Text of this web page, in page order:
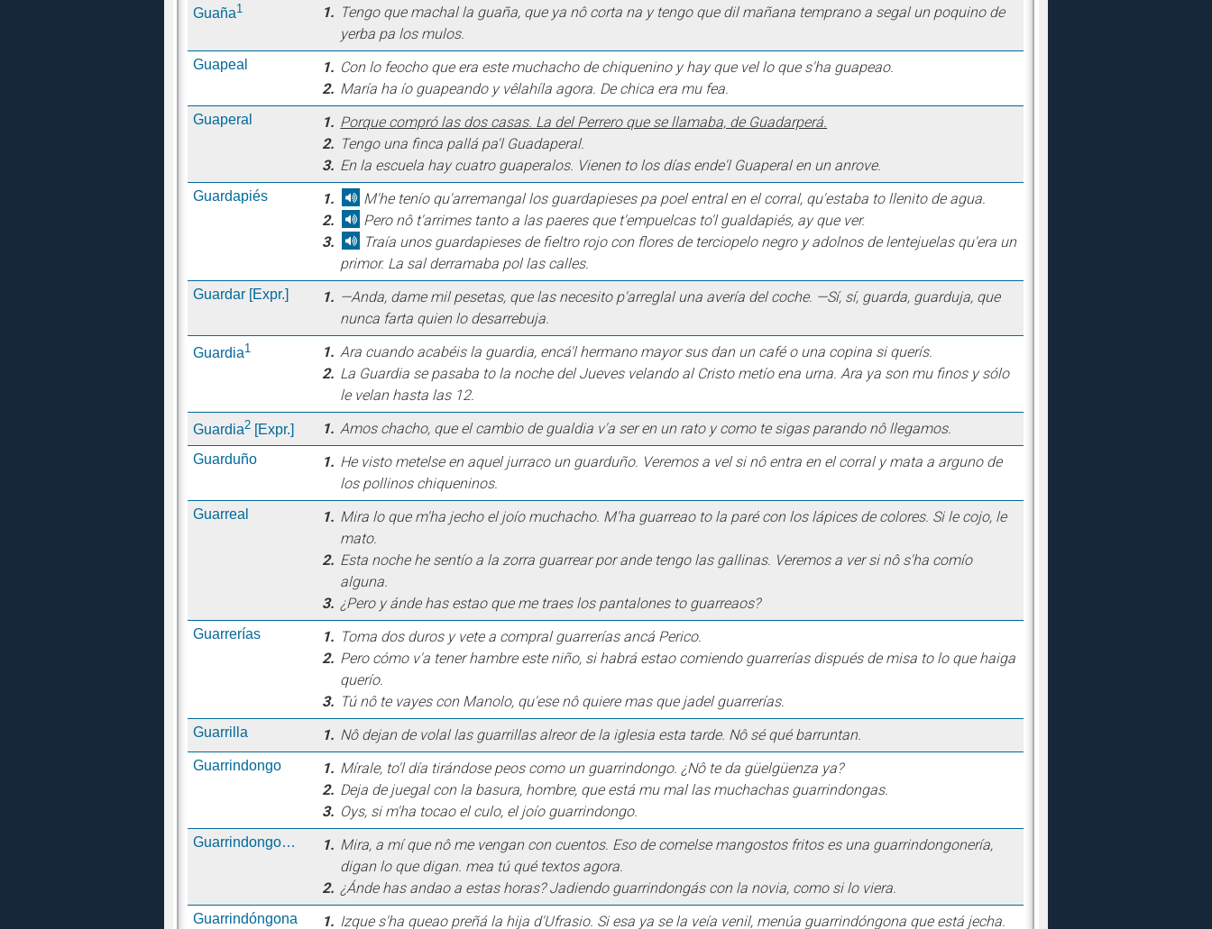
Guaña1 1. Tengo que machal la guaña, que ya nô corta na y tengo que dil mañana temprano a segal un poquino de
yerba pa los mulos.
Guapeal 1. Con lo feocho que era este muchacho de chiquenino y hay que vel lo que s'ha guapeao.
2. María ha ío guapeando y vêlahíla agora. De chica era mu fea.
Guaperal 1. Porque compró las dos casas. La del Perrero que se llamaba, de Guadarperá.
2. Tengo una finca pallá pa'l Guadaperal.
3. En la escuela hay cuatro guaperalos. Vienen to los días ende'l Guaperal en un anrove.
Guardapiés 1.
M'he tenío qu'arremangal los guardapieses pa poel entral en el corral, qu'estaba to llenito de agua.
2.
Pero nô t'arrimes tanto a las paeres que t'empuelcas to'l gualdapiés, ay que ver.
3.
Traía unos guardapieses de fieltro rojo con flores de terciopelo negro y adolnos de lentejuelas qu'era un
primor. La sal derramaba pol las calles.
Guardar [Expr.] 1. —Anda, dame mil pesetas, que las necesito p'arreglal una avería del coche. —Sí, sí, guarda, guarduja, que
nunca farta quien lo desarrebuja.
Guardia1 1. Ara cuando acabéis la guardia, encá'l hermano mayor sus dan un café o una copina si querís.
2. La Guardia se pasaba to la noche del Jueves velando al Cristo metío ena urna. Ara ya son mu finos y sólo
le velan hasta las 12.
Guardia2 [Expr.] 1. Amos chacho, que el cambio de gualdia v'a ser en un rato y como te sigas parando nô llegamos.
Guarduño 1. He visto metelse en aquel jurraco un guarduño. Veremos a vel si nô entra en el corral y mata a arguno de
los pollinos chiqueninos.
Guarreal 1. Mira lo que m'ha jecho el joío muchacho. M'ha guarreao to la paré con los lápices de colores. Si le cojo, le
mato.
2. Esta noche he sentío a la zorra guarrear por ande tengo las gallinas. Veremos a ver si nô s'ha comío
alguna.
3. ¿Pero y ánde has estao que me traes los pantalones to guarreaos?
Guarrerías 1. Toma dos duros y vete a compral guarrerías ancá Perico.
2. Pero cómo v'a tener hambre este niño, si habrá estao comiendo guarrerías dispués de misa to lo que haiga
querío.
3. Tú nô te vayes con Manolo, qu'ese nô quiere mas que jadel guarrerías.
Guarrilla 1. Nô dejan de volal las guarrillas alreor de la iglesia esta tarde. Nô sé qué barruntan.
Guarrindongo 1. Mírale, to'l día tirándose peos como un guarrindongo. ¿Nô te da güelgüenza ya?
2. Deja de juegal con la basura, hombre, que está mu mal las muchachas guarrindongas.
3. Oys, si m'ha tocao el culo, el joío guarrindongo.
Guarrindongonería 1. Mira, a mí que nô me vengan con cuentos. Eso de comelse mangostos fritos es una guarrindongonería,
digan lo que digan. mea tú qué textos agora.
2. ¿Ánde has andao a estas horas? Jadiendo guarrindongás con la novia, como si lo viera.
Guarrindóngona 1. Izque s'ha queao preñá la hija d'Ufrasio. Si esa ya se la veía venil, menúa guarrindóngona que está jecha.